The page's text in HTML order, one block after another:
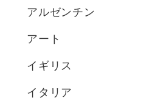
アルゼンチン
アート
イギリス
イタリア